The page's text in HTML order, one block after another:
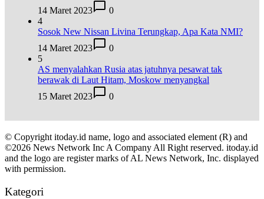
14 Maret 2023
0
4
Sosok New Nissan Livina Terungkap, Apa Kata NMI?
14 Maret 2023
0
5
AS menyalahkan Rusia atas jatuhnya pesawat tak
berawak di Laut Hitam, Moskow menyangkal
15 Maret 2023
0
© Copyright itoday.id name, logo and associated element (R) and
©2026 News Network Inc A Company All Right reserved. itoday.id
and the logo are register marks of AL News Network, Inc. displayed
with permission.
Kategori